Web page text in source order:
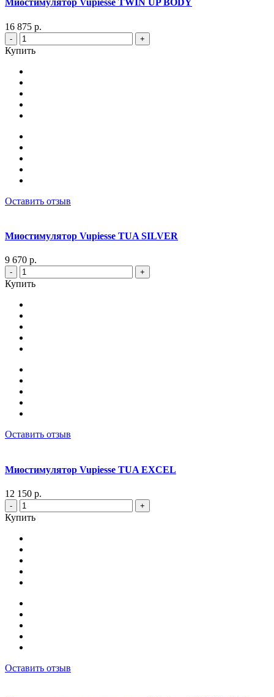
Миостимулятор Vupiesse TWIN UP BODY
16 875 р.
- +
Купить
Оставить отзыв
Миостимулятор Vupiesse TUA SILVER
9 670 р.
- +
Купить
Оставить отзыв
Миостимулятор Vupiesse TUA EXCEL
12 150 р.
- +
Купить
Оставить отзыв